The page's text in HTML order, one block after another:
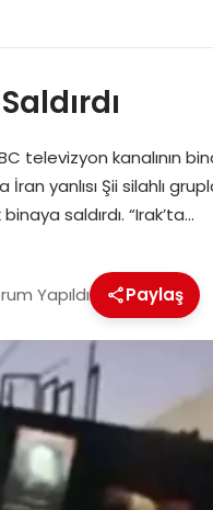
televizyon kanalının
İran yanlısı Şii silahlı
saldırdı. “Irak’ta…
Yapıldı Paylaş